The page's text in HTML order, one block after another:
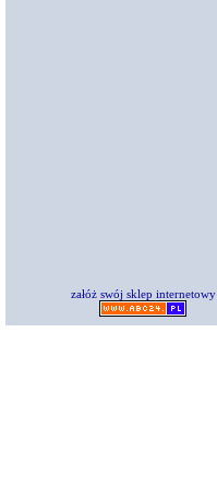
załóż swój sklep internetowy